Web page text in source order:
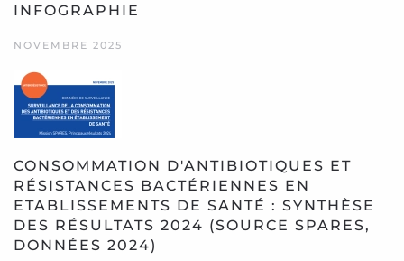
INFOGRAPHIE
NOVEMBRE 2025
CONSOMMATION D'ANTIBIOTIQUES ET
RÉSISTANCES BACTÉRIENNES EN
ETABLISSEMENTS DE SANTÉ : SYNTHÈSE
DES RÉSULTATS 2024 (SOURCE SPARES,
DONNÉES 2024)